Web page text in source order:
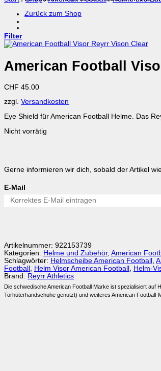
Zurück zum Shop
Filter
American Football
CHF 45.00
zzgl. Versandkosten
Eye Shield für American Football Helme. Das
Nicht vorrätig
Gerne informieren wir dich, sobald der Artikel
E-Mail
Artikelnummer: 922153739
Kategorien: Helme und Zubehör, American
Schlagwörter: Helmscheibe American Football
Football
Helm Visor American Football
Helm-
Brand: Reyrr Athletics
Die schwedische American Football Marke ist spezialisiert auf
Torhüterhandschuhe genutzt) und weiteres American Football-